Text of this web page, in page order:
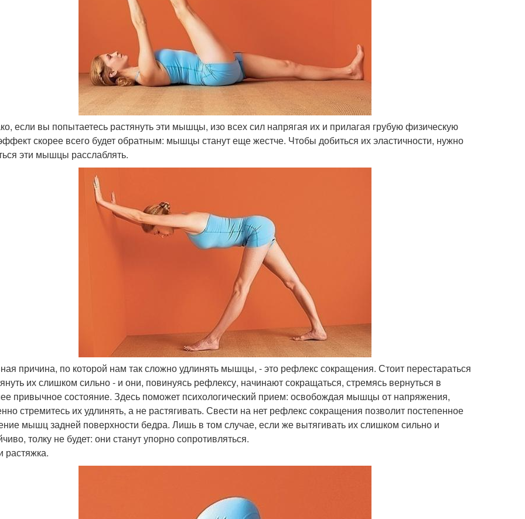
если вы попытаетесь растянуть эти мышцы, изо всех сил напрягая их и прилагая грубую физическую
скорее всего будет обратным: мышцы станут еще жестче. Чтобы добиться их эластичности, нужно
эти мышцы расслаблять.
причина, по которой нам так сложно удлинять мышцы, - это рефлекс сокращения. Стоит перестараться
их слишком сильно - и они, повинуясь рефлексу, начинают сокращаться, стремясь вернуться в
привычное состояние. Здесь поможет психологический прием: освобождая мышцы от напряжения,
стремитесь их удлинять, а не растягивать. Свести на нет рефлекс сокращения позволит постепенное
мышц задней поверхности бедра. Лишь в том случае, если же вытягивать их слишком сильно и
толку не будет: они станут упорно сопротивляться.
растяжка.